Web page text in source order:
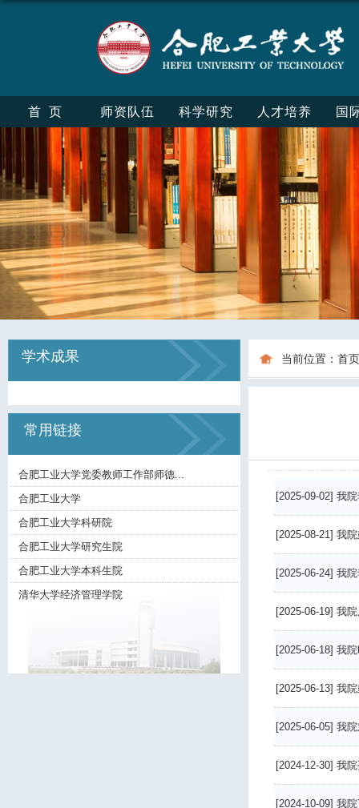
首页 师资队伍 科学研究 人才培养 国
学术成果
常用链接
合肥工业大学党委教师工作部师德...
合肥工业大学
合肥工业大学科研院
合肥工业大学研究生院
合肥工业大学本科生院
清华大学经济管理学院
当前位置： 首页
[2025-09-02] 我
[2025-08-21] 我
[2025-06-24] 我
[2025-06-19] 我
[2025-06-18] 我
[2025-06-13] 我
[2025-06-05] 我
[2024-12-30] 我
[2024-10-09] 我